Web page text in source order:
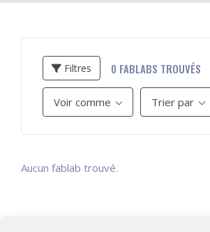
Filtres 0 FABLABS TROUVÉS
Voir comme Trier par
Aucun fablab trouvé.